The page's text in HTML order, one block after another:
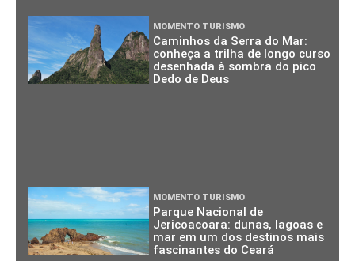
MOMENTO TURISMO
Caminhos da Serra do Mar:
conheça a trilha de longo curso
desenhada à sombra do pico
Dedo de Deus
MOMENTO TURISMO
Parque Nacional de
Jericoacoara: dunas, lagoas e
mar em um dos destinos mais
fascinantes do Ceará